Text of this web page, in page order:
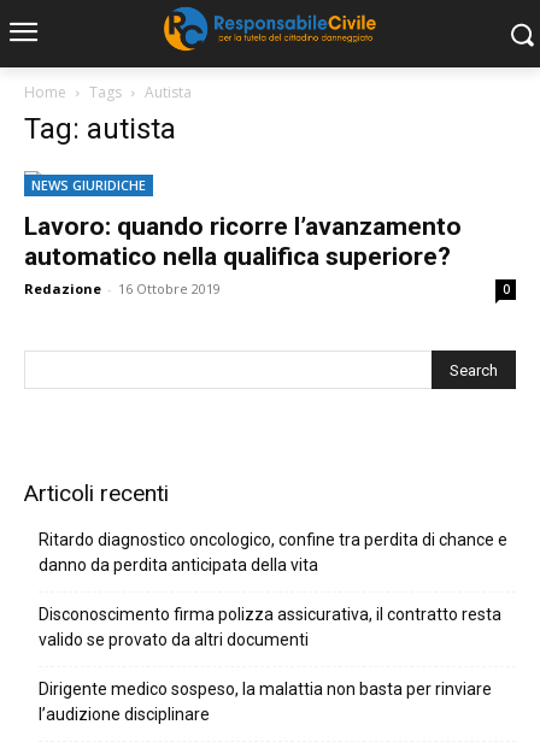
Home Tags Autista
Tag: autista
NEWS GIURIDICHE
Lavoro: quando ricorre l’avanzamento
automatico nella qualifica superiore?
Redazione - 16 Ottobre 2019 0
Articoli recenti
Ritardo diagnostico oncologico, confine tra perdita di chance e
danno da perdita anticipata della vita
Disconoscimento firma polizza assicurativa, il contratto resta
valido se provato da altri documenti
Dirigente medico sospeso, la malattia non basta per rinviare
l’audizione disciplinare